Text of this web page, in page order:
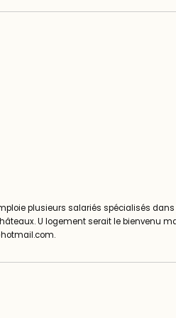
plusieurs salariés spécialisés
U logement serait le bienvenu